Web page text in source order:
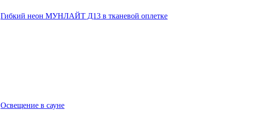
Гибкий неон МУНЛАЙТ Д13 в тканевой оплетке
Освещение в сауне